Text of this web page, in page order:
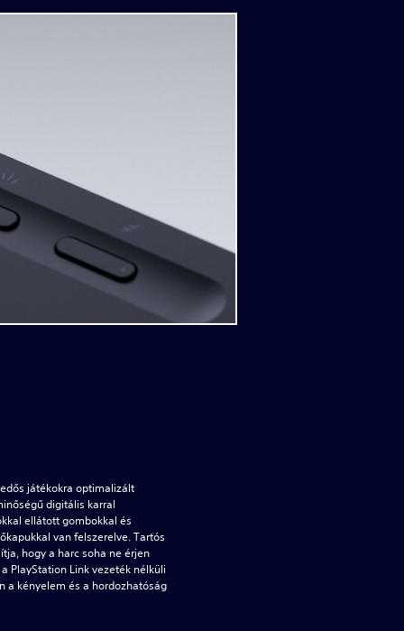
játékokra optimalizált
digitális karral
ellátott gombokkal és
van felszerelve. Tartós
hogy a harc soha ne érjen
PlayStation Link vezeték nélküli
a kényelem és a hordozhatóság